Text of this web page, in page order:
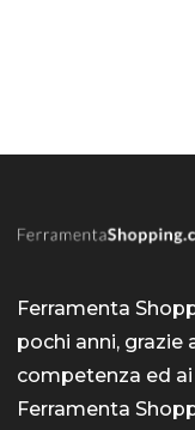
Ferramenta
pochi anni, grazie
competenza ed
Ferramenta